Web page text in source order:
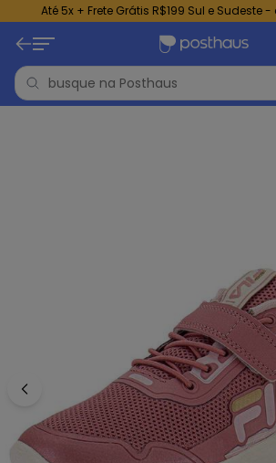
Até 5x + Frete Grátis R$199 Sul e Sudeste -